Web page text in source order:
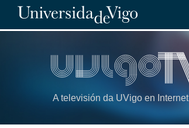
A televisión da UVigo en Internet